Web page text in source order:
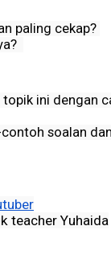
paling cekap?
ini dengan
soalan
teacher Yuhaida